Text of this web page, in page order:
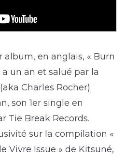
album, en anglais, « Burn
a un an et salué par la
Charles Rocher)
son 1er single en
Tie Break Records.
sur la compilation «
Vivre Issue » de Kitsuné,